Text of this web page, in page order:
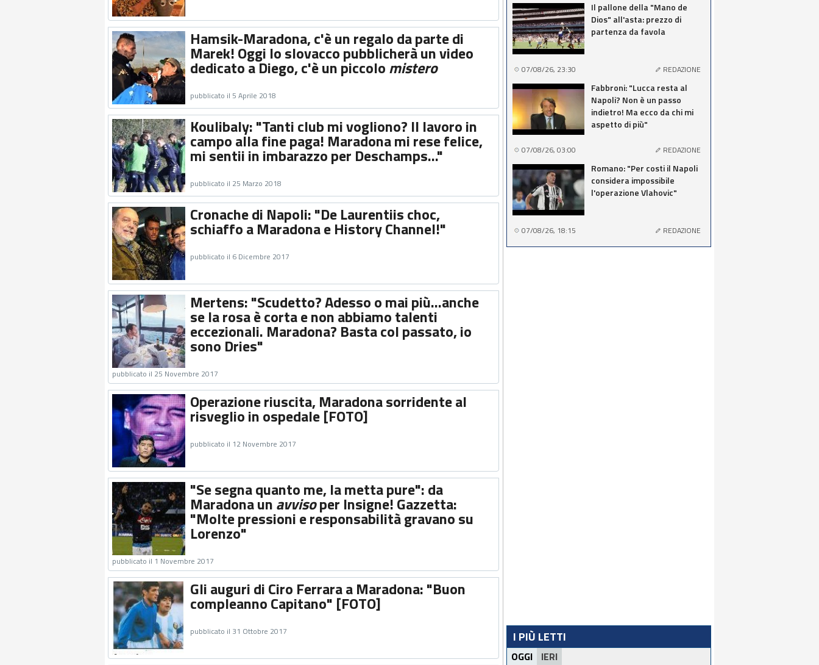
Hamsik-Maradona, c'è un regalo da parte di
Marek! Oggi lo slovacco pubblicherà un video
dedicato a Diego, c'è un piccolomistero
pubblicato il 5 Aprile 2018
Koulibaly: "Tanti club mi vogliono? Il lavoro in
campo alla fine paga! Maradona mi rese felice,
mi sentii in imbarazzo per Deschamps..."
pubblicato il 25 Marzo 2018
Cronache di Napoli: "De Laurentiis choc,
schiaffo a Maradona e History Channel!"
pubblicato il 6 Dicembre 2017
Mertens: "Scudetto? Adesso o mai più...anche
se la rosa è corta e non abbiamo talenti
eccezionali. Maradona? Basta col passato, io
sono Dries"
pubblicato il 25 Novembre 2017
Operazione riuscita, Maradona sorridente al
risveglio in ospedale [FOTO]
pubblicato il 12 Novembre 2017
"Se segna quanto me, la metta pure": da
Maradona unavvisoper Insigne! Gazzetta:
"Molte pressioni e responsabilità gravano su
Lorenzo"
pubblicato il 1 Novembre 2017
Gli auguri di Ciro Ferrara a Maradona: "Buon
compleanno Capitano" [FOTO]
pubblicato il 31 Ottobre 2017
Il pallone della "Mano de
Dios" all'asta: prezzo di
partenza da favola
07/08/26, 23:30 REDAZIONE
Fabbroni: "Lucca resta al
Napoli? Non è un passo
indietro! Ma ecco da chi mi
aspetto di più"
07/08/26, 03:00 REDAZIONE
Romano: "Per costi il Napoli
considera impossibile
l'operazione Vlahovic"
07/08/26, 18:15 REDAZIONE
I PIÙ LETTI
OGGI IERI